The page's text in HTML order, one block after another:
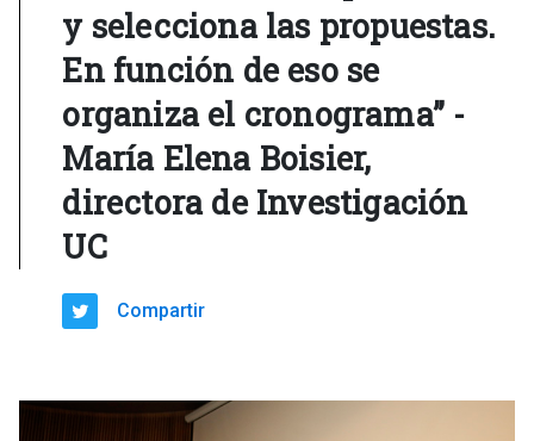
y selecciona las propuestas.
En función de eso se
organiza el cronograma” -
María Elena Boisier,
directora de Investigación
UC
Compartir